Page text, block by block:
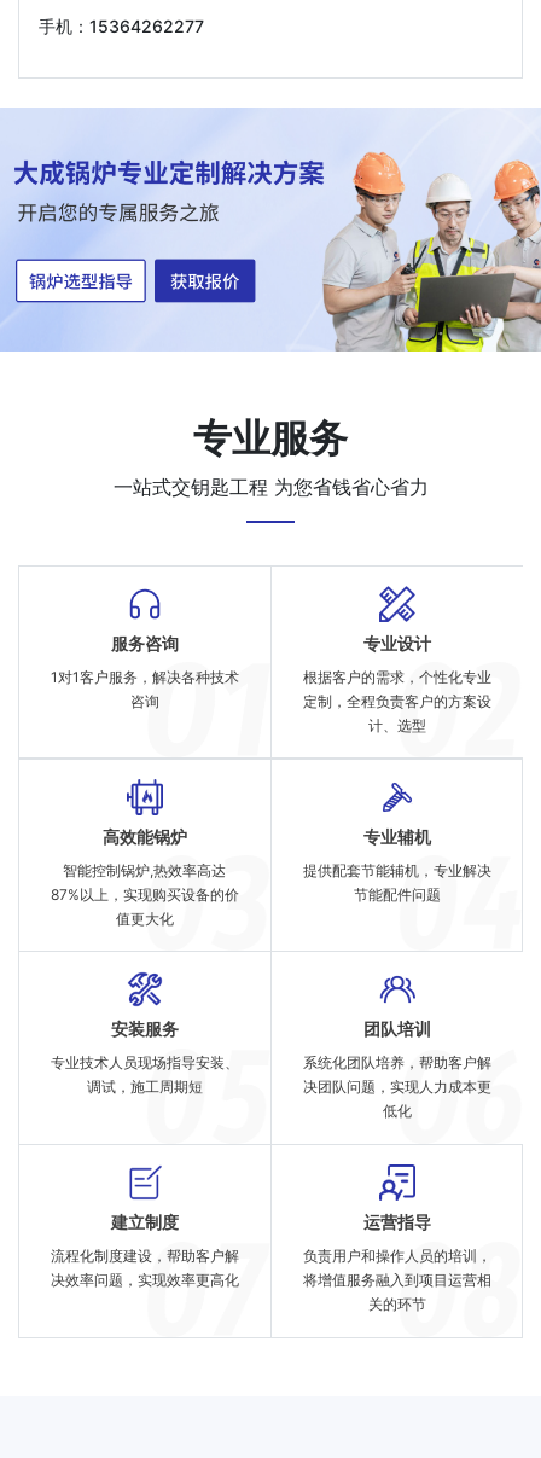
手机：15364262277
专业服务
一站式交钥匙工程 为您省钱省心省力
服务咨询
1对1客户服务，解决各种技术
咨询
专业设计
根据客户的需求，个性化专业
定制，全程负责客户的方案设
计、选型
高效能锅炉
智能控制锅炉,热效率高达
87%以上，实现购买设备的价
值更大化
专业辅机
提供配套节能辅机，专业解决
节能配件问题
安装服务
专业技术人员现场指导安装、
调试，施工周期短
团队培训
系统化团队培养，帮助客户解
决团队问题，实现人力成本更
低化
建立制度
流程化制度建设，帮助客户解
决效率问题，实现效率更高化
运营指导
负责用户和操作人员的培训，
将增值服务融入到项目运营相
关的环节